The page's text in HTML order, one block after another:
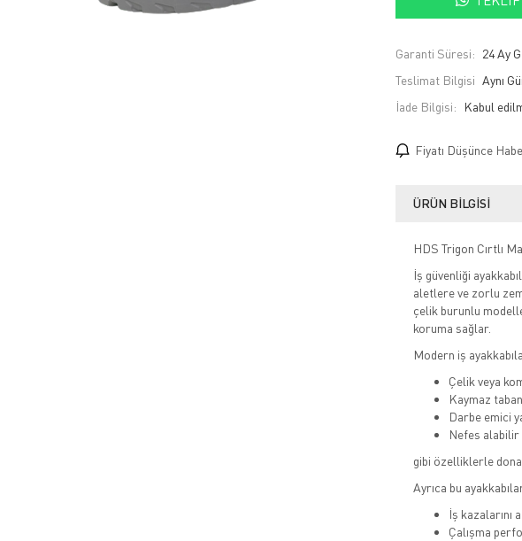
Garanti Süresi: 24 Ay
Teslimat Bilgisi Aynı
İade Bilgisi:
Fiyatı Düşünce
ÜRÜN BILGISI
HDS Trigon Cırtlı
İş güvenliği
aletlere ve zorlu
çelik burunlu
koruma sağlar.
Modern iş
Çelik veya
Kaymaz taban
Darbe emici
Nefes alabilir
gibi özelliklerle
Ayrıca bu
İş kazalarını
Çalışma